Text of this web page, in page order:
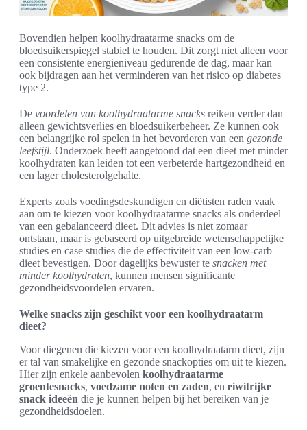
Bovendien helpen koolhydraatarme snacks om de
bloedsuikerspiegel stabiel te houden. Dit zorgt niet alleen voor
een consistente energieniveau gedurende de dag, maar kan
ook bijdragen aan het verminderen van het risico op diabetes
type 2.
De voordelen van koolhydraatarme snacks reiken verder dan
alleen gewichtsverlies en bloedsuikerbeheer. Ze kunnen ook
een belangrijke rol spelen in het bevorderen van een gezonde
leefstijl. Onderzoek heeft aangetoond dat een dieet met minder
koolhydraten kan leiden tot een verbeterde hartgezondheid en
een lager cholesterolgehalte.
Experts zoals voedingsdeskundigen en diëtisten raden vaak
aan om te kiezen voor koolhydraatarme snacks als onderdeel
van een gebalanceerd dieet. Dit advies is niet zomaar
ontstaan, maar is gebaseerd op uitgebreide wetenschappelijke
studies en case studies die de effectiviteit van een low-carb
dieet bevestigen. Door dagelijks bewuster te snacken met
minder koolhydraten, kunnen mensen significante
gezondheidsvoordelen ervaren.
Welke snacks zijn geschikt voor een koolhydraatarm
dieet?
Voor diegenen die kiezen voor een koolhydraatarm dieet, zijn
er tal van smakelijke en gezonde snackopties om uit te kiezen.
Hier zijn enkele aanbevolen koolhydraatarme
groentesnacks, voedzame noten en zaden, en eiwitrijke
snack ideeën die je kunnen helpen bij het bereiken van je
gezondheidsdoelen.